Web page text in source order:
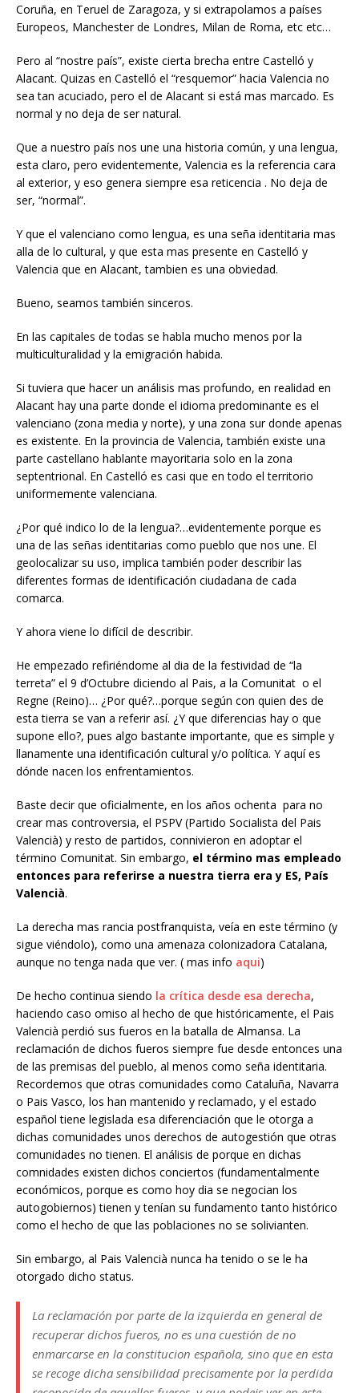
Coruña, en Teruel de Zaragoza, y si extrapolamos a países
Europeos, Manchester de Londres, Milan de Roma, etc etc…
Pero al “nostre país”, existe cierta brecha entre Castelló y
Alacant. Quizas en Castelló el “resquemor” hacia Valencia no
sea tan acuciado, pero el de Alacant si está mas marcado. Es
normal y no deja de ser natural.
Que a nuestro país nos une una historia común, y una lengua,
esta claro, pero evidentemente, Valencia es la referencia cara
al exterior, y eso genera siempre esa reticencia . No deja de
ser, “normal”.
Y que el valenciano como lengua, es una seña identitaria mas
alla de lo cultural, y que esta mas presente en Castelló y
Valencia que en Alacant, tambien es una obviedad.
Bueno, seamos también sinceros.
En las capitales de todas se habla mucho menos por la
multiculturalidad y la emigración habida.
Si tuviera que hacer un análisis mas profundo, en realidad en
Alacant hay una parte donde el idioma predominante es el
valenciano (zona media y norte), y una zona sur donde apenas
es existente. En la provincia de Valencia, también existe una
parte castellano hablante mayoritaria solo en la zona
septentrional. En Castelló es casi que en todo el territorio
uniformemente valenciana.
¿Por qué indico lo de la lengua?…evidentemente porque es
una de las señas identitarias como pueblo que nos une. El
geolocalizar su uso, implica también poder describir las
diferentes formas de identificación ciudadana de cada
comarca.
Y ahora viene lo difícil de describir.
He empezado refiriéndome al dia de la festividad de “la
terreta” el 9 d’Octubre diciendo al Pais, a la Comunitat o el
Regne (Reino)… ¿Por qué?…porque según con quien des de
esta tierra se van a referir así. ¿Y que diferencias hay o que
supone ello?, pues algo bastante importante, que es simple y
llanamente una identificación cultural y/o política. Y aquí es
dónde nacen los enfrentamientos.
Baste decir que oficialmente, en los años ochenta para no
crear mas controversia, el PSPV (Partido Socialista del Pais
Valencià) y resto de partidos, connivieron en adoptar el
término Comunitat. Sin embargo, el término mas empleado
entonces para referirse a nuestra tierra era y ES, País
Valencià.
La derecha mas rancia postfranquista, veía en este término (y
sigue viéndolo), como una amenaza colonizadora Catalana,
aunque no tenga nada que ver. ( mas info aqui)
De hecho continua siendo la crítica desde esa derecha,
haciendo caso omiso al hecho de que históricamente, el Pais
Valencià perdió sus fueros en la batalla de Almansa. La
reclamación de dichos fueros siempre fue desde entonces una
de las premisas del pueblo, al menos como seña identitaria.
Recordemos que otras comunidades como Cataluña, Navarra
o Pais Vasco, los han mantenido y reclamado, y el estado
español tiene legislada esa diferenciación que le otorga a
dichas comunidades unos derechos de autogestión que otras
comunidades no tienen. El análisis de porque en dichas
comnidades existen dichos conciertos (fundamentalmente
económicos, porque es como hoy dia se negocian los
autogobiernos) tienen y tenían su fundamento tanto histórico
como el hecho de que las poblaciones no se solivianten.
Sin embargo, al Pais Valencià nunca ha tenido o se le ha
otorgado dicho status.
La reclamación por parte de la izquierda en general de
recuperar dichos fueros, no es una cuestión de no
enmarcarse en la constitucion española, sino que en esta
se recoge dicha sensibilidad precisamente por la perdida